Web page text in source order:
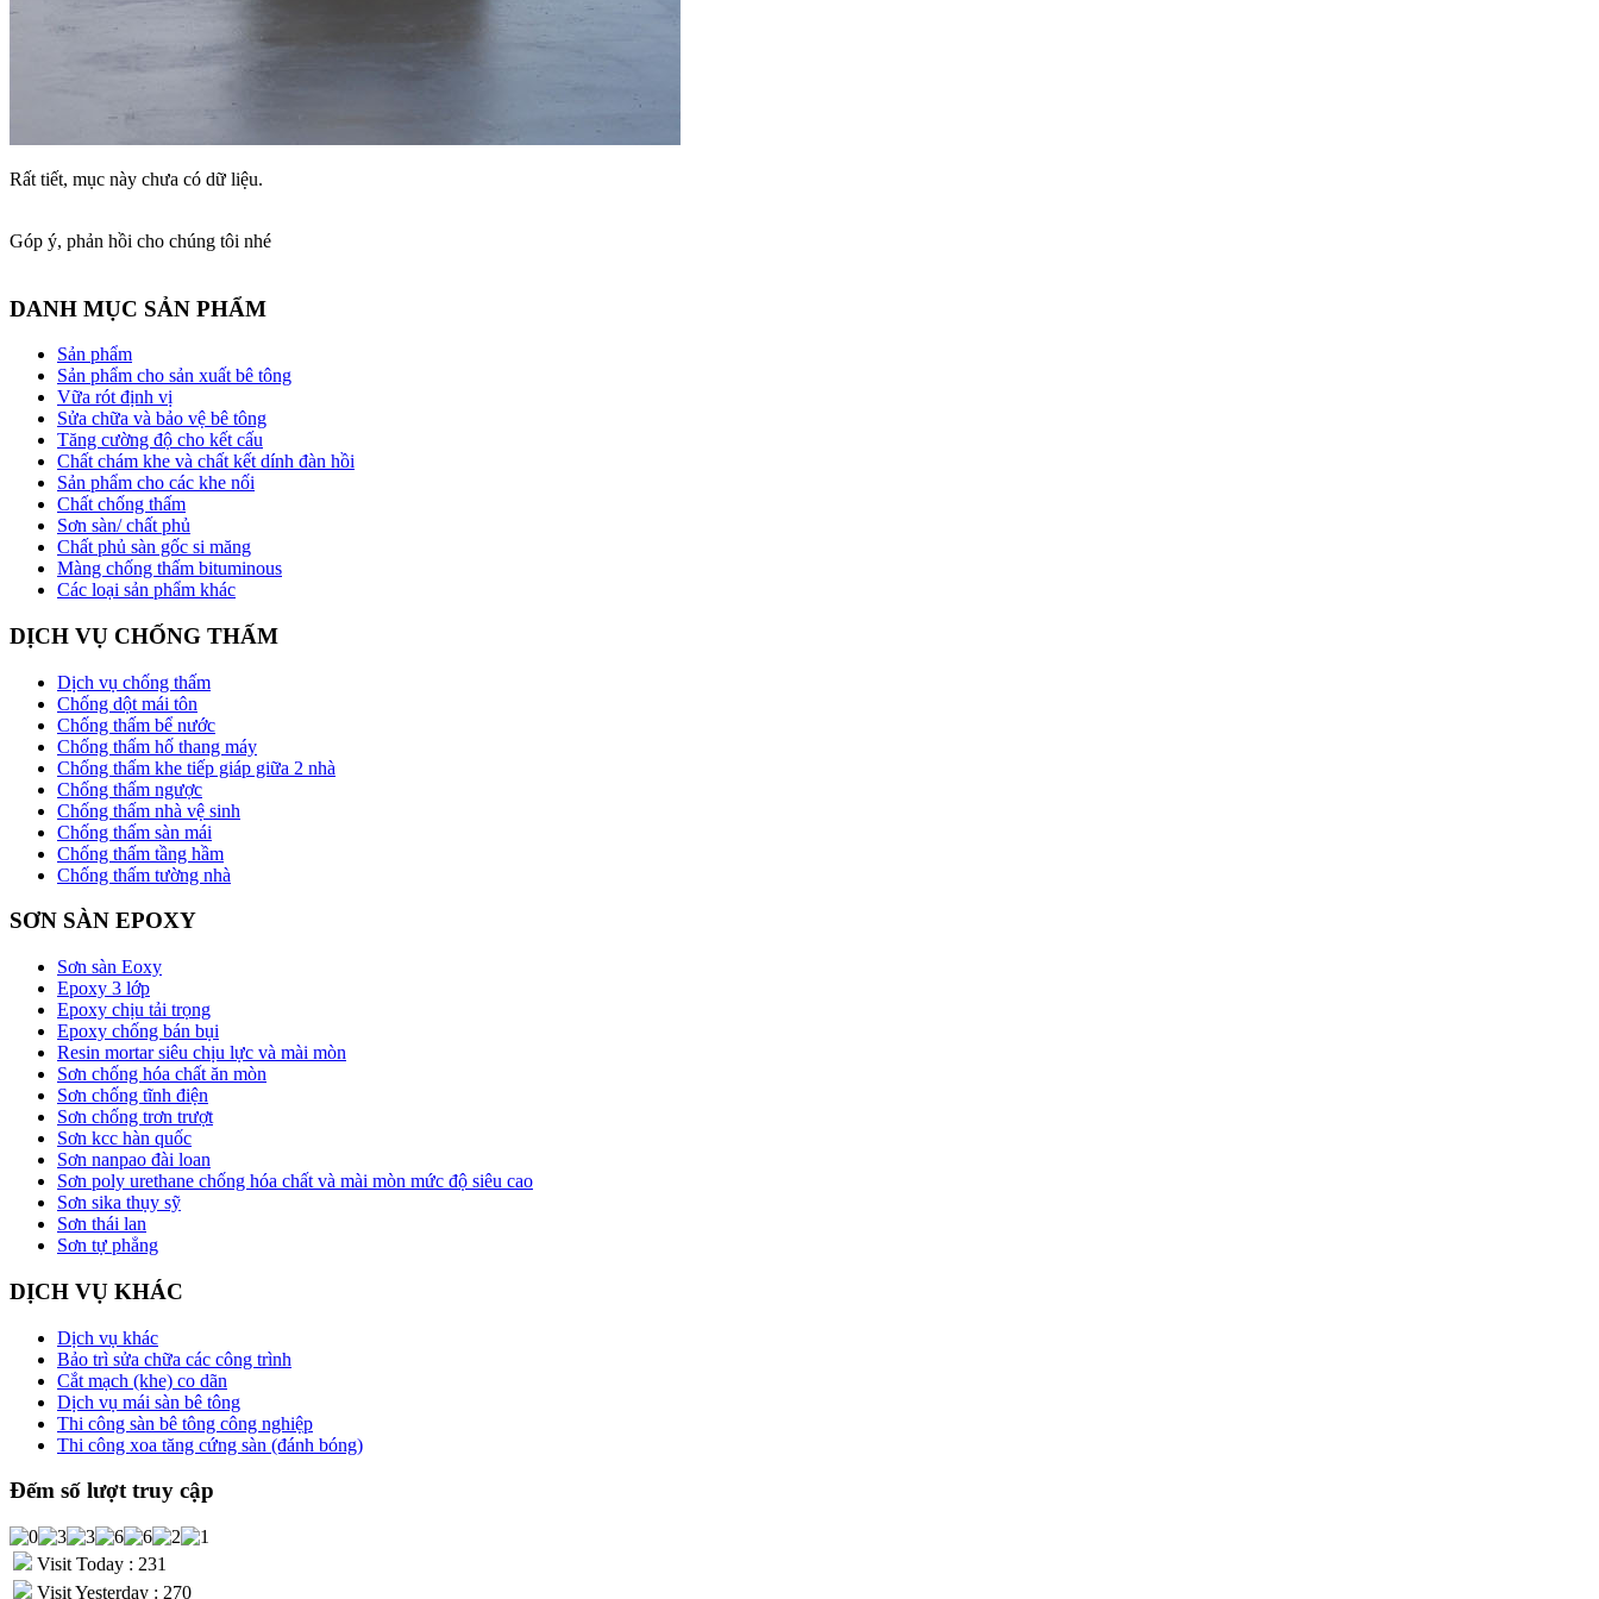
Rất tiết, mục này chưa có dữ liệu.
Góp ý, phản hồi cho chúng tôi nhé
DANH MỤC SẢN PHẨM
Sản phẩm
Sản phẩm cho sản xuất bê tông
Vữa rót định vị
Sửa chữa và bảo vệ bê tông
Tăng cường độ cho kết cấu
Chất chám khe và chất kết dính đàn hồi
Sản phẩm cho các khe nối
Chất chống thấm
Sơn sàn/ chất phủ
Chất phủ sàn gốc si măng
Màng chống thấm bituminous
Các loại sản phẩm khác
DỊCH VỤ CHỐNG THẤM
Dịch vụ chống thấm
Chống dột mái tôn
Chống thấm bể nước
Chống thấm hố thang máy
Chống thấm khe tiếp giáp giữa 2 nhà
Chống thấm ngược
Chống thấm nhà vệ sinh
Chống thấm sàn mái
Chống thấm tầng hầm
Chống thấm tường nhà
SƠN SÀN EPOXY
Sơn sàn Eoxy
Epoxy 3 lớp
Epoxy chịu tải trọng
Epoxy chống bán bụi
Resin mortar siêu chịu lực và mài mòn
Sơn chống hóa chất ăn mòn
Sơn chống tĩnh điện
Sơn chống trơn trượt
Sơn kcc hàn quốc
Sơn nanpao đài loan
Sơn poly urethane chống hóa chất và mài mòn mức độ siêu cao
Sơn sika thụy sỹ
Sơn thái lan
Sơn tự phẳng
DỊCH VỤ KHÁC
Dịch vụ khác
Bảo trì sửa chữa các công trình
Cắt mạch (khe) co dãn
Dịch vụ mái sàn bê tông
Thi công sàn bê tông công nghiệp
Thi công xoa tăng cứng sàn (đánh bóng)
Đếm số lượt truy cập
Visit Today : 231
Visit Yesterday : 270